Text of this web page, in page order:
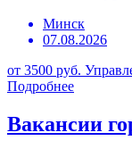
Минск
07.08.2026
от 3500 руб.
Подробнее
Вакансии